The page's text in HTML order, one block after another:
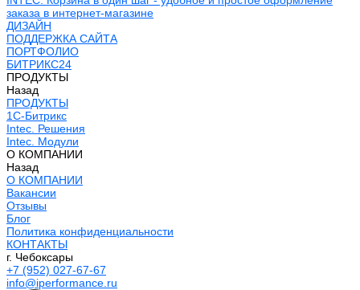
заказа в интернет-магазине
ДИЗАЙН
ПОДДЕРЖКА САЙТА
ПОРТФОЛИО
БИТРИКС24
ПРОДУКТЫ
Назад
ПРОДУКТЫ
1С-Битрикс
Intec. Решения
Intec. Модули
О КОМПАНИИ
Назад
О КОМПАНИИ
Вакансии
Отзывы
Блог
Политика конфиденциальности
КОНТАКТЫ
г. Чебоксары
+7 (952) 027-67-67
info@iperformance.ru